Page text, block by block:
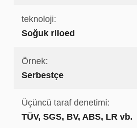
teknoloji:
Soğuk rlloed
Örnek:
Serbestçe
Üçüncü taraf denetimi:
TÜV, SGS, BV, ABS, LR vb.